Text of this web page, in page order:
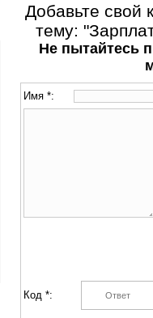
Добавьте свой
тему:
Не пытайтесь
Имя *:
Код *: